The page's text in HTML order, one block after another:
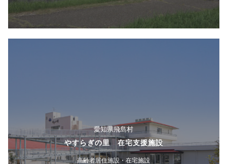
愛知県飛島村
やすらぎの里 在宅支援施設
高齢者居住施設・在宅施設